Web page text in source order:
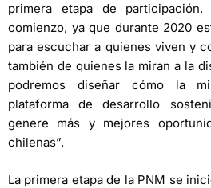
primera etapa de
comienzo, ya que durante 2020
para escuchar a quienes viven y
también de quienes la miran a la
podremos diseñar cómo la
plataforma de desarrollo
genere más y mejores
chilenas”.
La primera etapa de la PNM se